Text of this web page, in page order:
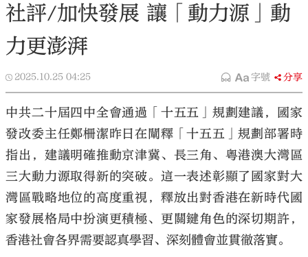
社評/加快發展 讓「動力源」動
力更澎湃
2025.10.25 04:25 字號 分享
中共二十屆四中全會通過「十五五」規劃建議，國家
發改委主任鄭柵潔昨日在闡釋「十五五」規劃部署時
指出，建議明確推動京津冀、長三角、粵港澳大灣區
三大動力源取得新的突破。這一表述彰顯了國家對大
灣區戰略地位的高度重視，釋放出對香港在新時代國
家發展格局中扮演更積極、更關鍵角色的深切期許，
香港社會各界需要認真學習、深刻體會並貫徹落實。